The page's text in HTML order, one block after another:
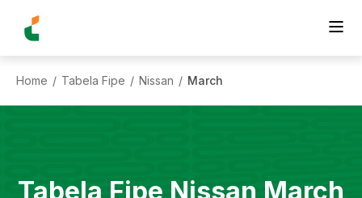
Home / Tabela Fipe / Nissan / March
Tabela Fipe Nissan March